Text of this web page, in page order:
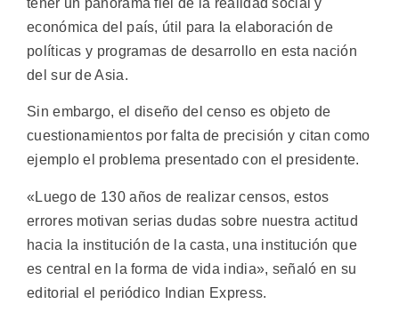
económica del país, útil para la elaboración de
políticas y programas de desarrollo en esta nación
del sur de Asia.
Sin embargo, el diseño del censo es objeto de
cuestionamientos por falta de precisión y citan como
ejemplo el problema presentado con el presidente.
«Luego de 130 años de realizar censos, estos
errores motivan serias dudas sobre nuestra actitud
hacia la institución de la casta, una institución que
es central en la forma de vida india», señaló en su
editorial el periódico Indian Express.